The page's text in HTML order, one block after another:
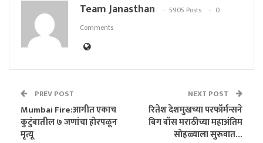
Team Janasthan 5905 Posts
0
Comments
PREV POST
Mumbai Fire:आगीत एकाच
कुटुंबातील ७ जणांचा होरपळून
मृत्यू
NEXT POST
रितेश देशमुखच्या परफॉर्मन्सने
बिग बॉस मराठीच्या महाअंतिम
सोहळ्याला सुरूवात…